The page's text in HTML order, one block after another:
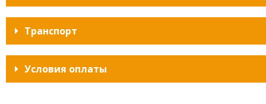
Транспорт
Условия оплаты